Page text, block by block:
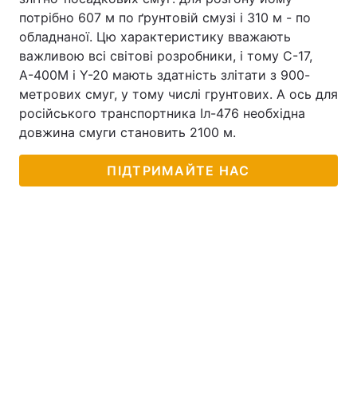
потрібно 607 м по ґрунтовій смузі і 310 м - по
обладнаної. Цю характеристику вважають
важливою всі світові розробники, і тому С-17,
А-400М і Y-20 мають здатність злітати з 900-
метрових смуг, у тому числі грунтових. А ось для
російського транспортника Іл-476 необхідна
довжина смуги становить 2100 м.
ПІДТРИМАЙТЕ НАС